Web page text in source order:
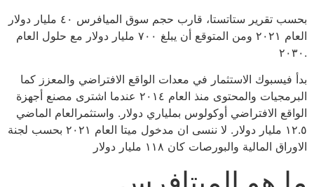
بحسب تقرير ستاتستا، قارب حجم سوق الميافرس ٤٠ مليار دولار
العام ٢٠٢١ ومن المتوقع أن يبلغ ٧٠٠ مليار دولار مع حلول العام
٢٠٣٠.
بدأ فيسبوك الاستثمار في معدات الواقع الافتراضي والمعزز كما
البرمجيات والمحتوى منذ العام ٢٠١٤ عندما اشترى مصنع أجهزة
الواقع الافتراضي أوكولوس بملياري دولار. واستثمرالعام الماضي
١٢.٥ مليار دولار. لا ننسى ان مدخول ميتا العام ٢٠٢١ بحسب لجنة
الاوراق المالية والبورصات كان ١١٨ مليار دولار